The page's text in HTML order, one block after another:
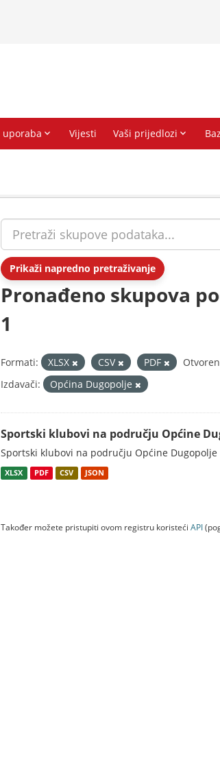
Prikaži napredno pretraživanje
Pronađeno skupova
1
Formati: XLSX CSV PDF
Izdavači:
Općina Dugopolje
Sportski klubovi na području Općine
Sportski klubovi na području Općine Dugopolje
XLSX PDF CSV JSON
Također možete pristupiti ovom registru koristeći API